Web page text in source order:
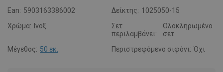
Ean: 5903163386002 Δείκτης: 1025050-15
Χρώμα: Ινοξ
Σετ
περιλαμβάνει:
Ολοκληρωμένο
σετ
Μέγεθος: 50 εκ. Περιστρεφόμενο σιφόνι: Όχι